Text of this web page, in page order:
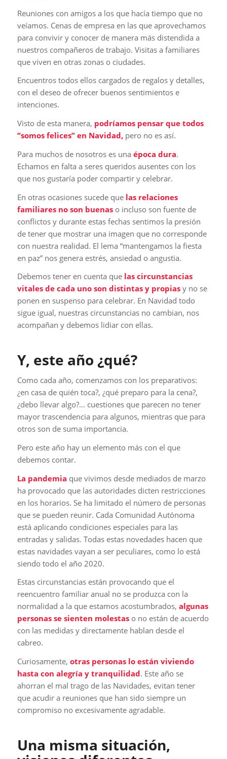
Reuniones con amigos a los que hacía tiempo que no
veíamos. Cenas de empresa en las que aprovechamos
para convivir y conocer de manera más distendida a
nuestros compañeros de trabajo. Visitas a familiares
que viven en otras zonas o ciudades.
Encuentros todos ellos cargados de regalos y detalles,
con el deseo de ofrecer buenos sentimientos e
intenciones.
Visto de esta manera, podríamos pensar que todos
“somos felices” en Navidad,pero no es así.
Para muchos de nosotros es una época dura.
Echamos en falta a seres queridos ausentes con los
que nos gustaría poder compartir y celebrar.
En otras ocasiones sucede que las relaciones
familiares no son buenaso incluso son fuente de
conflictos y durante estas fechas sentimos la presión
de tener que mostrar una imagen que no corresponde
con nuestra realidad. El lema “mantengamos la fiesta
en paz” nos genera estrés, ansiedad o angustia.
Debemos tener en cuenta que las circunstancias
vitales de cada uno son distintas y propiasy no se
ponen en suspenso para celebrar. En Navidad todo
sigue igual, nuestras circunstancias no cambian, nos
acompañan y debemos lidiar con ellas.
Y, este año ¿qué?
Como cada año, comenzamos con los preparativos:
¿en casa de quién toca?, ¿qué preparo para la cena?,
¿debo llevar algo?… cuestiones que parecen no tener
mayor trascendencia para algunos, mientras que para
otros son de suma importancia.
Pero este año hay un elemento más con el que
debemos contar.
La pandemia que vivimos desde mediados de marzo
ha provocado que las autoridades dicten restricciones
en los horarios. Se ha limitado el número de personas
que se pueden reunir. Cada Comunidad Autónoma
está aplicando condiciones especiales para las
entradas y salidas. Todas estas novedades hacen que
estas navidades vayan a ser peculiares, como lo está
siendo todo el año 2020.
Estas circunstancias están provocando que el
reencuentro familiar anual no se produzca con la
normalidad a la que estamos acostumbrados, algunas
personas se sienten molestaso no están de acuerdo
con las medidas y directamente hablan desde el
cabreo.
Curiosamente, otras personas lo están viviendo
hasta con alegría y tranquilidad. Este año se
ahorran el mal trago de las Navidades, evitan tener
que acudir a reuniones que han sido siempre un
compromiso no excesivamente agradable.
Una misma situación,